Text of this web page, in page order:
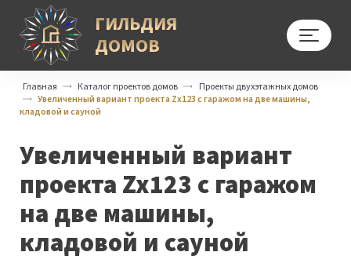
ГИЛЬДИЯ
ДОМОВ
Меню
Главная Каталог проектов домов
Проекты двухэтажных домов
Увеличенный вариант проекта Zx123 с гаражом на две машины,
кладовой и сауной
Увеличенный вариант
проекта Zx123 с гаражом
на две машины,
кладовой и сауной